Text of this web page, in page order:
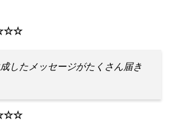
したメッセージがたくさん届き